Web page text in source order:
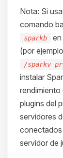
Nota: Si
comando
sparkb
(por ejemplo,
/sparkv
instalar
rendimiento
plugins del
servidores
conectados
servidor de